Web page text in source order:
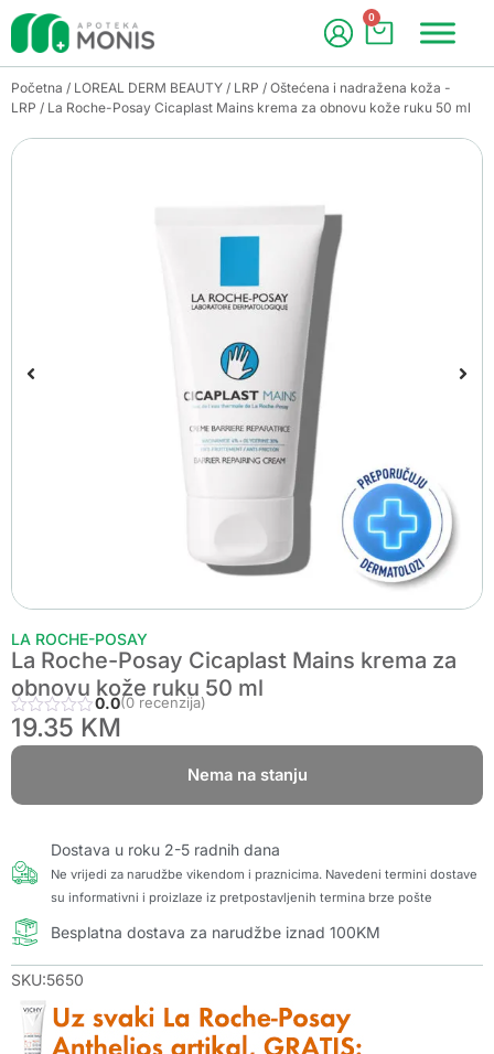
0
Početna / LOREAL DERM BEAUTY / LRP / Oštećena i nadražena koža -
LRP / La Roche-Posay Cicaplast Mains krema za obnovu kože ruku 50 ml
LA ROCHE-POSAY
La Roche-Posay Cicaplast Mains krema za
obnovu kože ruku 50 ml
0.0(0 recenzija)
19.35 KM
Nema na stanju
Dostava u roku 2-5 radnih dana
Ne vrijedi za narudžbe vikendom i praznicima. Navedeni termini dostave
su informativni i proizlaze iz pretpostavljenih termina brze pošte
Besplatna dostava za narudžbe iznad 100KM
SKU:5650